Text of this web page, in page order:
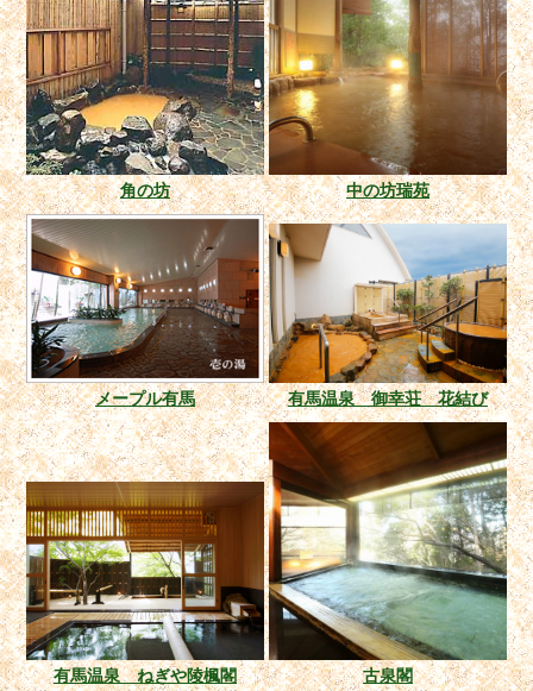
角の坊 中の坊瑞苑
メープル有馬 有馬温泉 御幸荘 花結び
有馬温泉 ねぎや陵楓閣 古泉閣